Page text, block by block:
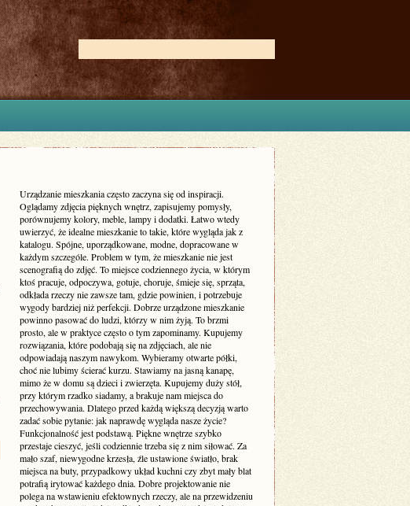
Urządzanie mieszkania często zaczyna się od inspiracji.
Oglądamy zdjęcia pięknych wnętrz, zapisujemy pomysły,
porównujemy kolory, meble, lampy i dodatki. Łatwo wtedy
uwierzyć, że idealne mieszkanie to takie, które wygląda jak z
katalogu. Spójne, uporządkowane, modne, dopracowane w
każdym szczególe. Problem w tym, że mieszkanie nie jest
scenografią do zdjęć. To miejsce codziennego życia, w którym
ktoś pracuje, odpoczywa, gotuje, choruje, śmieje się, sprząta,
odkłada rzeczy nie zawsze tam, gdzie powinien, i potrzebuje
wygody bardziej niż perfekcji. Dobrze urządzone mieszkanie
powinno pasować do ludzi, którzy w nim żyją. To brzmi
prosto, ale w praktyce często o tym zapominamy. Kupujemy
rozwiązania, które podobają się na zdjęciach, ale nie
odpowiadają naszym nawykom. Wybieramy otwarte półki,
choć nie lubimy ścierać kurzu. Stawiamy na jasną kanapę,
mimo że w domu są dzieci i zwierzęta. Kupujemy duży stół,
przy którym rzadko siadamy, a brakuje nam miejsca do
przechowywania. Dlatego przed każdą większą decyzją warto
zadać sobie pytanie: jak naprawdę wygląda nasze życie?
Funkcjonalność jest podstawą. Piękne wnętrze szybko
przestaje cieszyć, jeśli codziennie trzeba się z nim siłować. Za
mało szaf, niewygodne krzesła, źle ustawione światło, brak
miejsca na buty, przypadkowy układ kuchni czy zbyt mały blat
potrafią irytować każdego dnia. Dobre projektowanie nie
polega na wstawieniu efektownych rzeczy, ale na przewidzeniu